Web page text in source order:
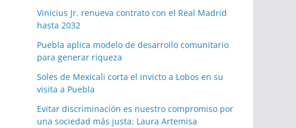
Vinicius Jr. renueva contrato con el Real Madrid
hasta 2032
Puebla aplica modelo de desarrollo comunitario
para generar riqueza
Soles de Mexicali corta el invicto a Lobos en su
visita a Puebla
Evitar discriminación es nuestro compromiso por
una sociedad más justa: Laura Artemisa